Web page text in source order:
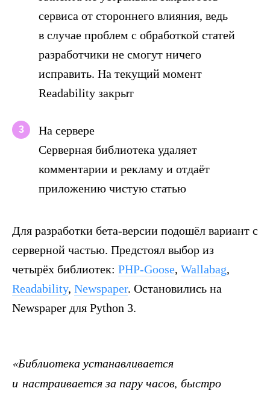
сервиса от стороннего влияния, ведь
в случае проблем с обработкой статей
разработчики не смогут ничего
исправить. На текущий момент
Readability закрыт
3
На сервере
Серверная библиотека удаляет
комментарии и рекламу и отдаёт
приложению чистую статью
Для разработки бета-версии подошёл вариант с
серверной частью. Предстоял выбор из
четырёх библиотек: PHP-Goose, Wallabag,
Readability, Newspaper. Остановились на
Newspaper для Python 3.
«Библиотека устанавливается
и настраивается за пару часов, быстро